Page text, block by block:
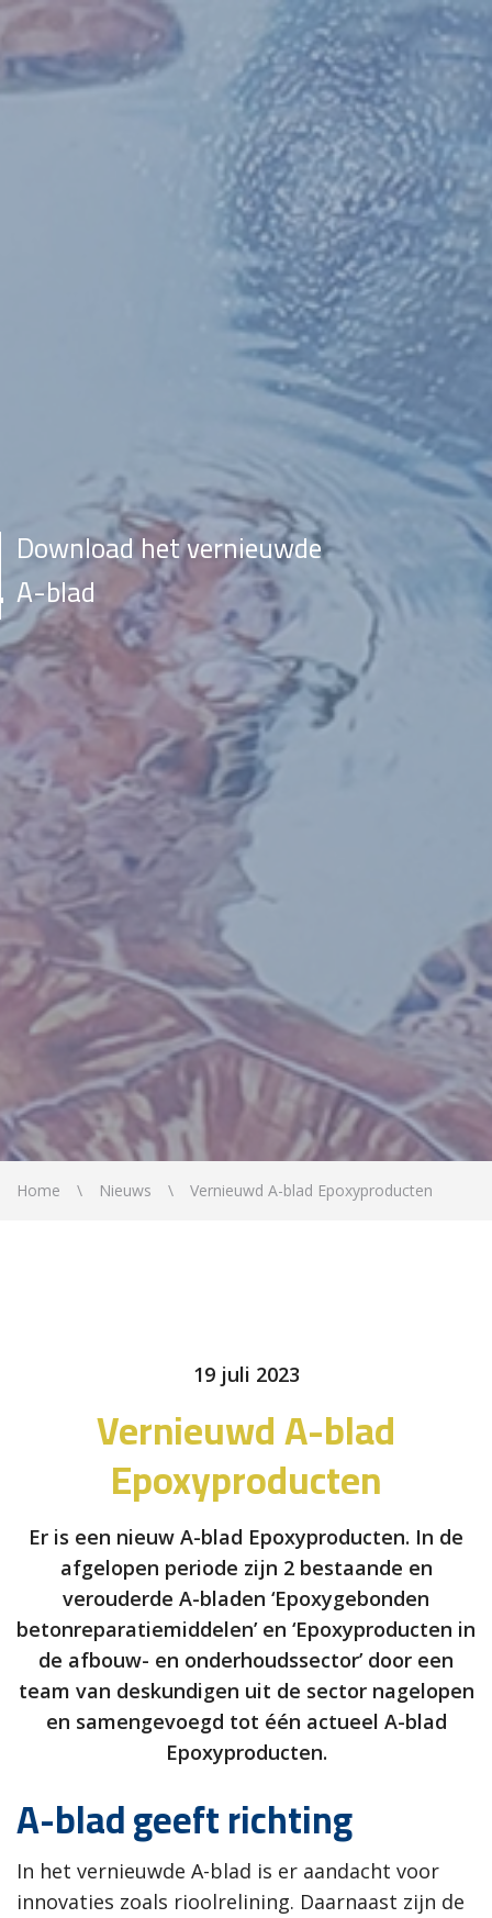
Download het vernieuwde
A-blad
Home Nieuws Vernieuwd A-blad Epoxyproducten
19 juli 2023
Vernieuwd A-blad
Epoxyproducten
Er is een nieuw A-blad Epoxyproducten. In de
afgelopen periode zijn 2 bestaande en
verouderde A-bladen ‘Epoxygebonden
betonreparatiemiddelen’ en ‘Epoxyproducten in
de afbouw- en onderhoudssector’ door een
team van deskundigen uit de sector nagelopen
en samengevoegd tot één actueel A-blad
Epoxyproducten.
A-blad geeft richting
In het vernieuwde A-blad is er aandacht voor
innovaties zoals rioolrelining. Daarnaast zijn de